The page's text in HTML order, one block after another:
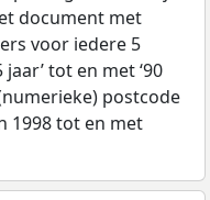
document met
voor iedere 5
tot en met ‘90
postcode
1998 tot en met